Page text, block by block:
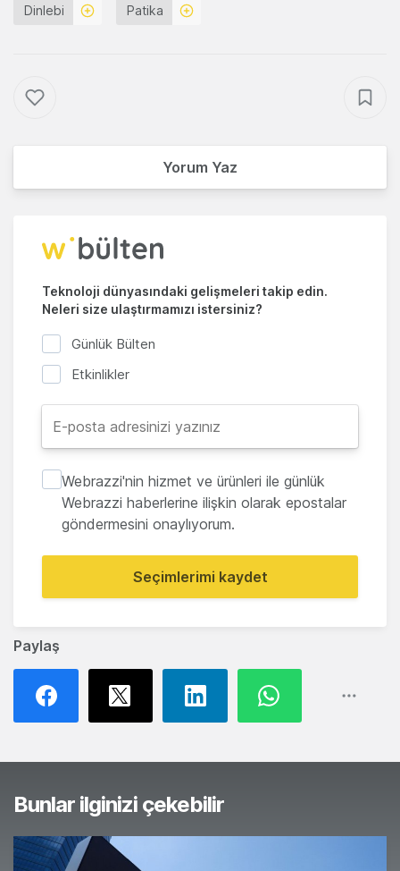
Paylaş
Dinlebi Patika
Yorum Yaz
Teknoloji dünyasındaki gelişmeleri takip edin.
Neleri size ulaştırmamızı istersiniz?
Günlük Bülten
Etkinlikler
Webrazzi'nin hizmet ve ürünleri ile günlük
Webrazzi haberlerine ilişkin olarak epostalar
göndermesini onaylıyorum.
Seçimlerimi kaydet
Bunlar ilginizi çekebilir